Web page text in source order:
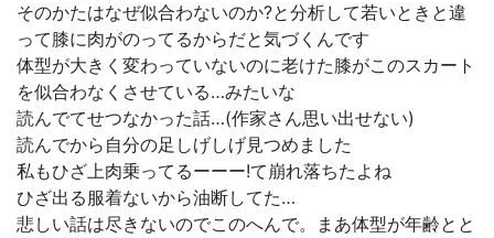
そのかたはなぜ似合わないのか?と分析して若いときと違
って膝に肉がのってるからだと気づくんです
体型が大きく変わっていないのに老けた膝がこのスカート
を似合わなくさせている…みたいな
読んでてせつなかった話…(作家さん思い出せない)
読んでから自分の足しげしげ見つめました
私もひざ上肉乗ってるーーー!て崩れ落ちたよね
ひざ出る服着ないから油断してた…
悲しい話は尽きないのでこのへんで。まあ体型が年齢とと